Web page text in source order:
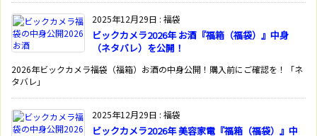
2025年12月29日 : 福袋
ビックカメラ2026年 お酒『福箱（福袋）』中身
（ネタバレ）を公開！
2026年ビックカメラ福袋（福箱）お酒の中身公開！購入前にご確認を！「ネ
タバレ」
2025年12月29日 : 福袋
ビックカメラ2026年 美容家電『福箱（福袋）』中